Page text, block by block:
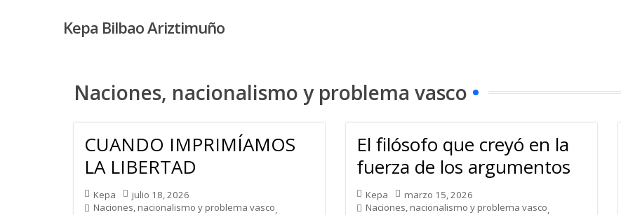
Kepa Bilbao Ariztimuño
Naciones, nacionalismo y problema vasco
CUANDO IMPRIMÍAMOS
LA LIBERTAD
Kepa
julio 18, 2026
Naciones, nacionalismo y problema vasco
El filósofo que creyó en la
fuerza de los argumentos
Kepa
marzo 15, 2026
Naciones, nacionalismo y problema vasco